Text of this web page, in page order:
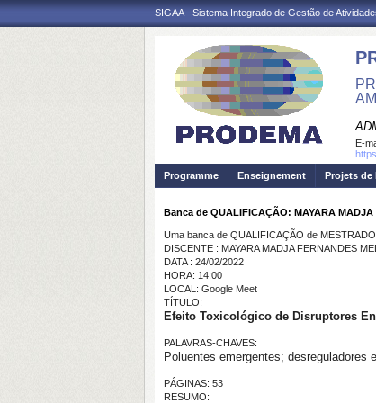
SIGAA - Sistema Integrado de Gestão de
E-
Programme
Enseignement Projets de
Banca de QUALIFICAÇÃO: MAYARA MADJA
Uma banca de QUALIFICAÇÃO de
DISCENTE : MAYARA MADJA FERNANDES
DATA : 24/02/2022
HORA: 14:00
LOCAL: Google Meet
TÍTULO:
Efeito Toxicológico de Disruptores
PALAVRAS-CHAVES:
Poluentes emergentes; desreguladores
PÁGINAS: 53
RESUMO: